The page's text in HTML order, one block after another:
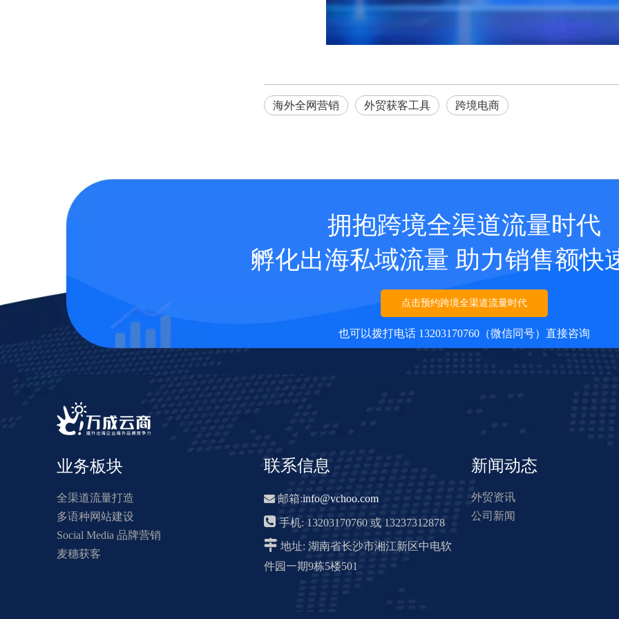
海外全网营销 外贸获客工具 跨境电商
拥抱跨境全渠道流量时代
孵化出海私域流量 助力销售额快
点击预约跨境全渠道流量时代
也可以拨打电话 13203170760（微信同号）直接咨询
业务板块
全渠道流量打造
多语种网站建设
Social Media 品牌营销
麦穗获客
联系信息
 邮箱:info@vchoo.com
 手机: 13203170760 或 13237312878
 地址: 湖南省长沙市湘江新区中电软
件园一期9栋5楼501
新闻动态
外贸资讯
公司新闻